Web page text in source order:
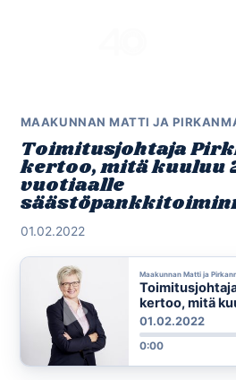
MAAKUNNAN MATTI JA
Toimitusjohtaja
kertoo, mitä kuuluu
vuotiaalle
01.02.2022
Maakunnan Matti ja
kertoo, mitä
vuotiaalle
01.02.2022
0:00